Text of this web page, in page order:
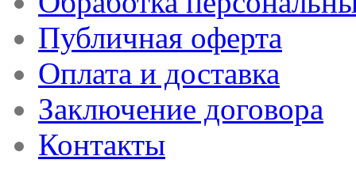
Публичная оферта
Оплата и доставка
Заключение договора
Контакты